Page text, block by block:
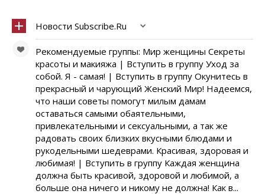
Новости Subscribe.Ru
Рекомендуемые группы: Мир женщины Секреты
красоты и макияжа | Вступить в группу Уход за
собой. Я - самая! | Вступить в группу Окунитесь в
прекрасный и чарующий Женский Мир! Надеемся,
что наши советы помогут милым дамам
оставаться самыми обаятельными,
привлекательными и сексуальными, а так же
радовать своих близких вкусными блюдами и
рукодельными шедеврами. Красивая, здоровая и
любимая! | Вступить в группу Каждая женщина
должна быть красивой, здоровой и любимой, а
больше она ничего и никому не должна! Как в...